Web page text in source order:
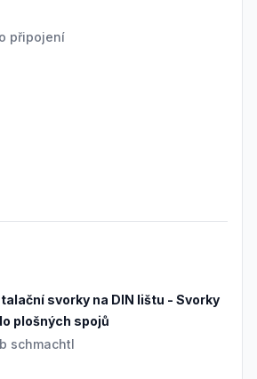
připojení
svorky na DIN lištu - Svorky
plošných spojů
schmachtl